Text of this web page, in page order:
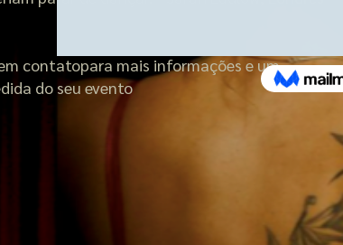
contatopara mais informações e um
do seu evento